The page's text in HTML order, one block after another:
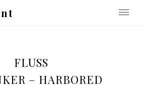
FLUSS
– HARBORED